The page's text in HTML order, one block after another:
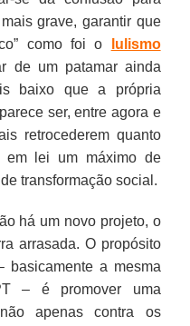
grave, garantir que
como foi o
lulismo
de um patamar ainda
baixo que a própria
ser, entre agora e
retrocederem quanto
em lei um máximo de
transformação social.
há um novo projeto, o
arrasada. O propósito
basicamente a mesma
– é promover uma
apenas contra os